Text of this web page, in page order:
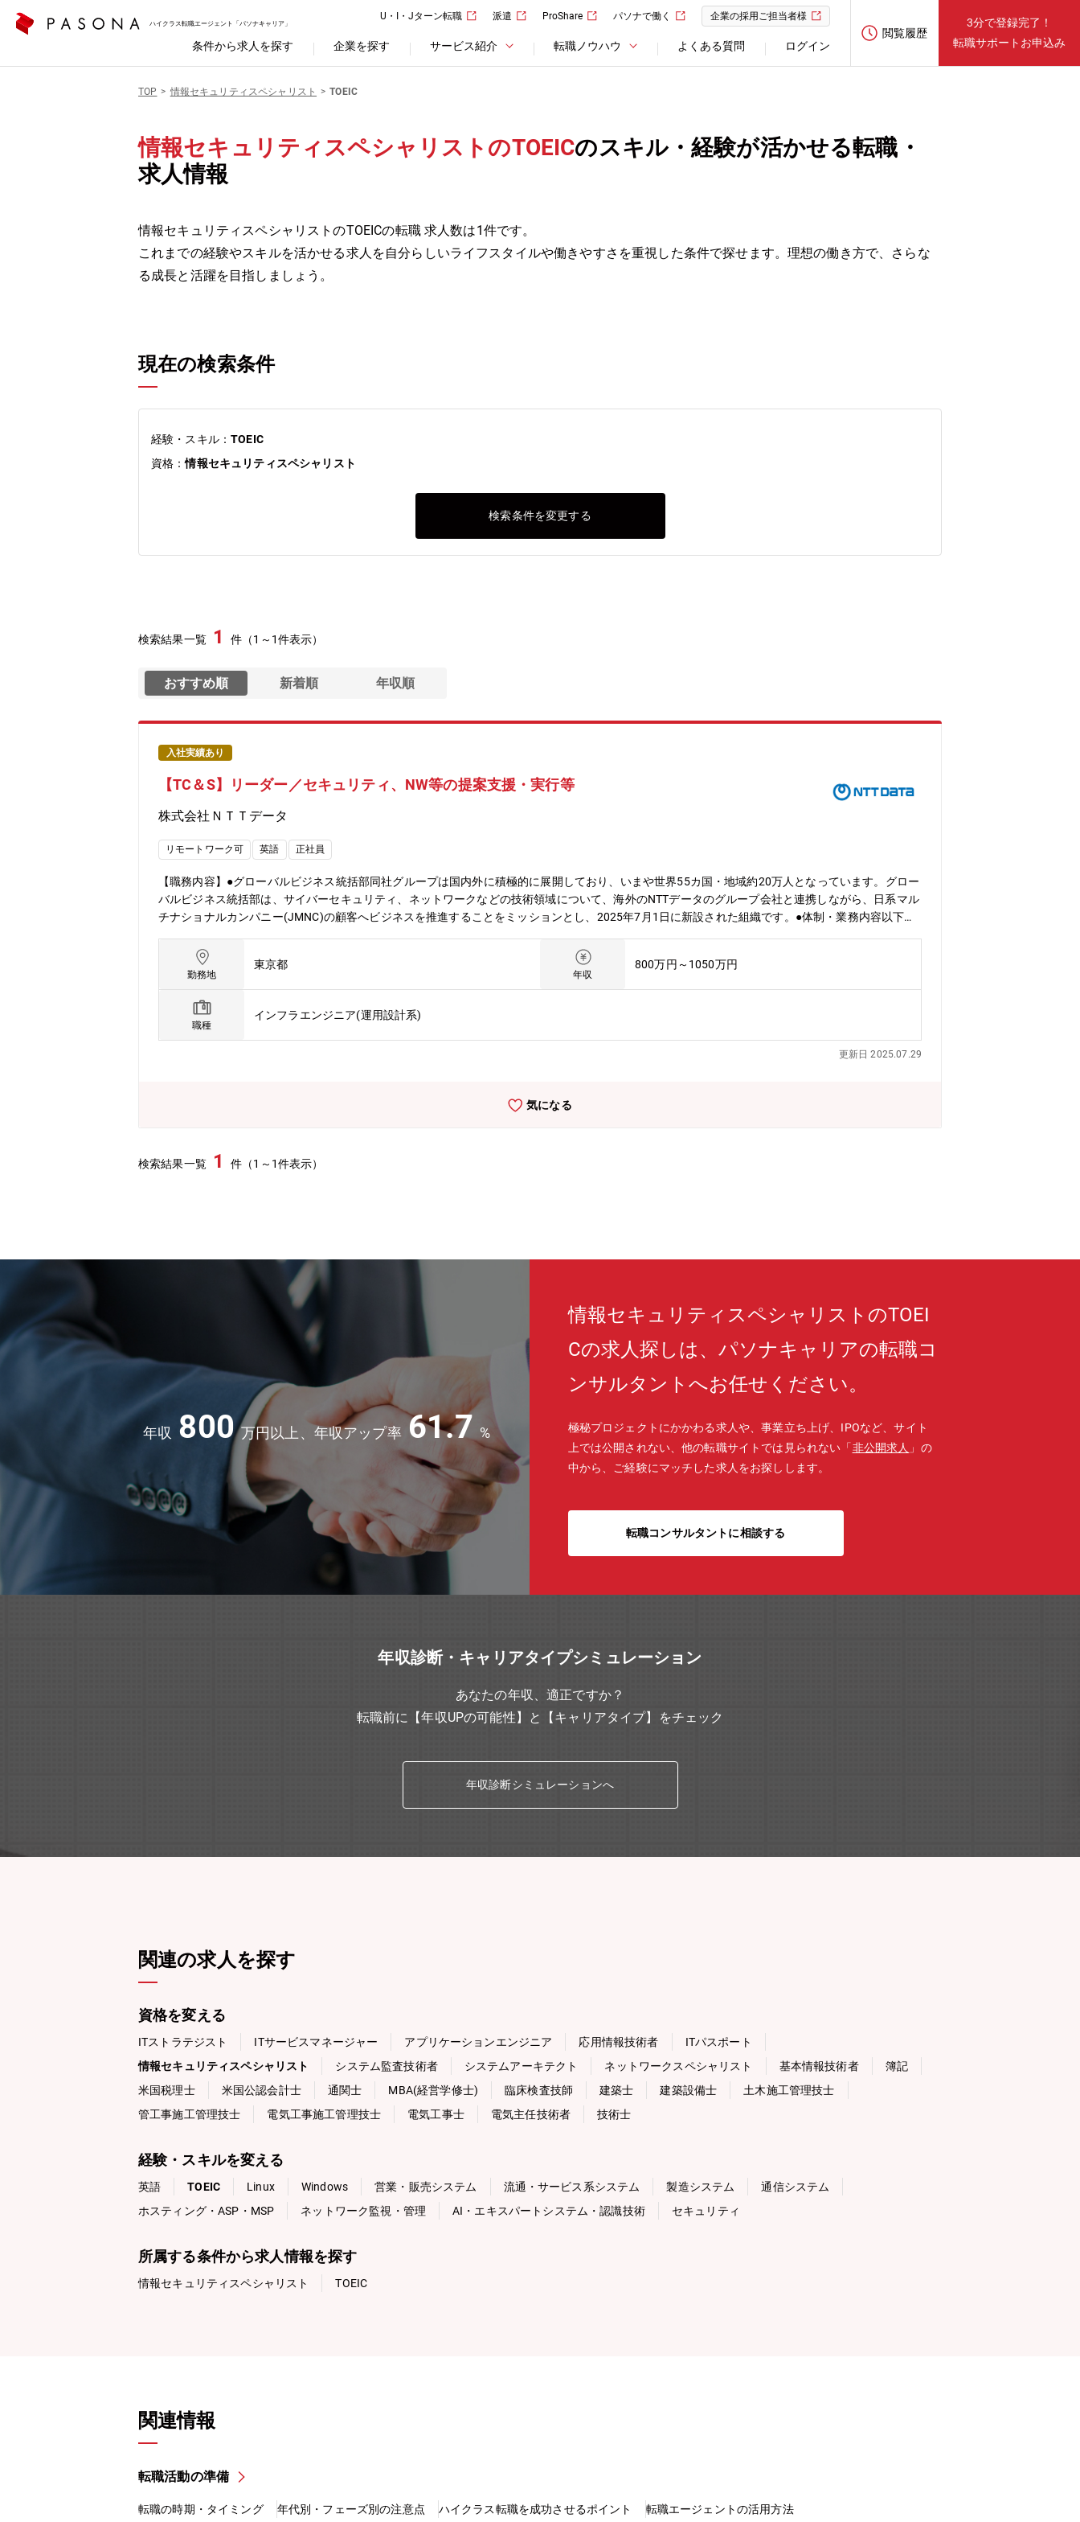
ハイクラス転職エージェント「パソナキャリア」
U・I・Jターン転職 派遣 ProShare パソナで働く 企業の採用ご担当者様
条件から求人を探す 企業を探す サービス紹介 転職ノウハウ よくある質問 ログイン
閲覧履歴
3分で登録完了！
転職サポートお申込み
TOP 情報セキュリティスペシャリスト TOEIC
情報セキュリティスペシャリストのTOEICのスキル・経験が活かせる転職・
求人情報
情報セキュリティスペシャリストのTOEICの転職 求人数は1件です。
これまでの経験やスキルを活かせる求人を自分らしいライフスタイルや働きやすさを重視した条件で探せます。理想の働き方で、さらな
る成長と活躍を目指しましょう。
現在の検索条件
経験・スキル：TOEIC
資格：情報セキュリティスペシャリスト
検索条件を変更する
検索結果一覧 1 件（1～1件表示）
おすすめ順 新着順 年収順
入社実績あり
【TC＆S】リーダー／セキュリティ、NW等の提案支援・実行等
株式会社ＮＴＴデータ
リモートワーク可 英語 正社員
【職務内容】●グローバルビジネス統括部同社グループは国内外に積極的に展開しており、いまや世界55カ国・地域約20万人となっています。グロー
バルビジネス統括部は、サイバーセキュリティ、ネットワークなどの技術領域について、海外のNTTデータのグループ会社と連携しながら、日系マル
チナショナルカンパニー(JMNC)の顧客へビジネスを推進することをミッションとし、2025年7月1日に新設された組織です。●体制・業務内容以下の
略・企画、アセット開発、市場投入・展開を実現させます。(1) JMNCの顧客への提案支援国内関係組織や海外のNTTデータのグループ会社と連携
し、JMNCの顧客に対する要件のヒアリング、ヒアリング結果に基づく提案内容検討、 JMNCへの提案内容の説明等について支援を実施するチームで
す。それらの活動においては、JMNCの顧客の成功を一緒に検討し顧客へ働きかける、顧客と同社グループ組織及び同社グループ組織内をつなげる
（高品質のノウハウ・方法論を共有することも含む）、顧客の設定、活動プロセスを最適化すること等を通じてJMNCビジネスの推進力を高めること
も求めらます。(2) ストラテジー/マネジメントオフィスセキュリティ、ネットワークのサービスを企画するチームです。世界情勢やグローバルでのホ
ットトピック、トレンドなどを踏まえ、新技術を含めたセキュリティ、ネットワークの技術の動向調査や競合他社の調査、同社グループでの実績調査
などを世界各国と連携して実施し、ビジネスのニーズを見つけます。また、パートナーアライアンスチームと連携して技術シーズを獲得し、ニーズと
中核となるITサービス・アセットを開発します。プロジェクトには世界各国のメンバーから集まったメンバーが参画しており、日本が主導することも
はAIセキュリティに関するアセット開発やビジネスの推進にも注目しています。＜アセット例＞・機密情報の不正利用を抑止・検知する内部不正対策
先進国家のメンバーからの情報提供をもとに、新製品や新機能の調査、将来性の予測、製品ベンダーへのヒアリング、サービスとして提供する製品の
検討、製品ベンダーとの業務提携などを海外グループ会社と連携して推進します。●入社後に想定されるキャリアまずは5つのチームのうち1つ以上に
所属して頂き、リーダーをつとめていただきます。その後、チームをリードするキャリアを続けていただくことも可能ですし、他チームの仕事に従事
して頂いて幅を広げていただくことも可能です。JMNCの顧客へ提案する際には、顧客先の国へ出張し、提案を現地で実施することがあります。
勤務地
東京都
年収
800万円～1050万円
職種
インフラエンジニア(運用設計系)
更新日 2025.07.29
気になる
検索結果一覧 1 件（1～1件表示）
年収 800 万円以上、年収アップ率 61.7 %
情報セキュリティスペシャリストのTOEI
Cの求人探しは、パソナキャリアの転職コ
ンサルタントへお任せください。
極秘プロジェクトにかかわる求人や、事業立ち上げ、IPOなど、サイト
上では公開されない、他の転職サイトでは見られない「非公開求人 」の
中から、ご経験にマッチした求人をお探しします。
転職コンサルタントに相談する
年収診断・キャリアタイプシミュレーション
あなたの年収、適正ですか？
転職前に【年収UPの可能性】と【キャリアタイプ】をチェック
年収診断シミュレーションへ
関連の求人を探す
資格を変える
ITストラテジスト ITサービスマネージャー アプリケーションエンジニア 応用情報技術者
ITパスポート
情報セキュリティスペシャリスト
システム監査技術者 システムアーキテクト ネットワークスペシャリスト 基本情報技術者
簿記
米国税理士
米国公認会計士 通関士 MBA(経営学修士) 臨床検査技師 建築士 建築設備士
土木施工管理技士
管工事施工管理技士
電気工事施工管理技士 電気工事士 電気主任技術者 技術士
経験・スキルを変える
英語 TOEIC Linux Windows 営業・販売システム 流通・サービス系システム 製造システム
通信システム
ホスティング・ASP・MSP
ネットワーク監視・管理 AI・エキスパートシステム・認識技術 セキュリティ
所属する条件から求人情報を探す
情報セキュリティスペシャリスト TOEIC
関連情報
転職活動の準備
転職の時期・タイミング 年代別・フェーズ別の注意点 ハイクラス転職を成功させるポイント 転職エージェントの活用方法